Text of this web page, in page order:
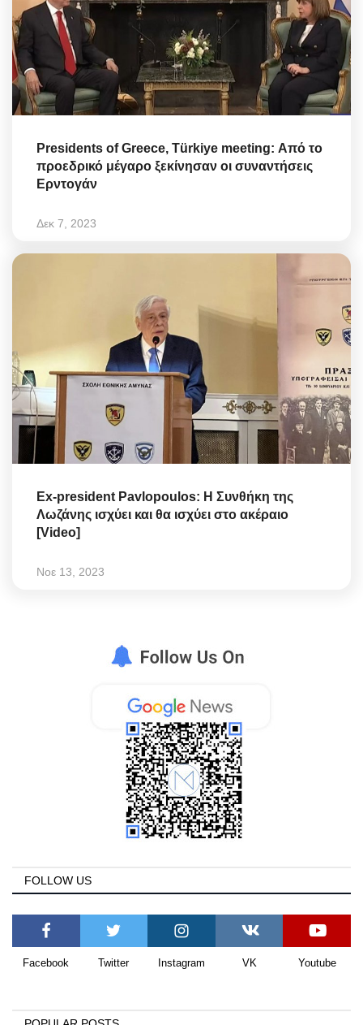
Presidents of Greece, Türkiye meeting: Από το
προεδρικό μέγαρο ξεκίνησαν οι συναντήσεις
Ερντογάν
Δεκ 7, 2023
Ex-president Pavlopoulos: Η Συνθήκη της
Λωζάνης ισχύει και θα ισχύει στο ακέραιο
[Video]
Νοε 13, 2023
FOLLOW US
Facebook Twitter Instagram VK Youtube